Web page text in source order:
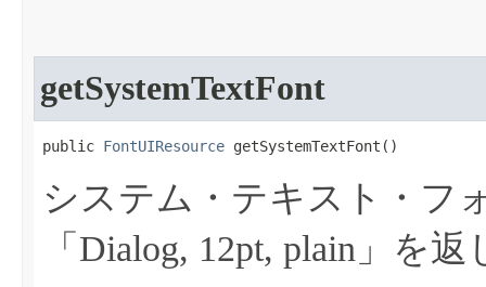
getSystemTextFont
public FontUIResource getSystemTextFont​()
システム・テキスト・フ
「Dialog, 12pt, plain」を